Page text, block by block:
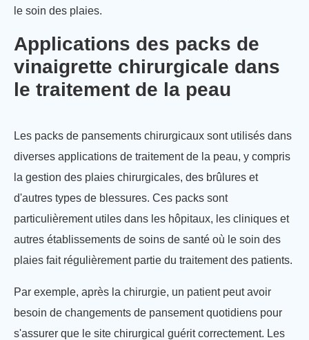
le soin des plaies.
Applications des packs de
vinaigrette chirurgicale dans
le traitement de la peau
Les packs de pansements chirurgicaux sont utilisés dans
diverses applications de traitement de la peau, y compris
la gestion des plaies chirurgicales, des brûlures et
d'autres types de blessures. Ces packs sont
particulièrement utiles dans les hôpitaux, les cliniques et
autres établissements de soins de santé où le soin des
plaies fait régulièrement partie du traitement des patients.
Par exemple, après la chirurgie, un patient peut avoir
besoin de changements de pansement quotidiens pour
s'assurer que le site chirurgical guérit correctement. Les